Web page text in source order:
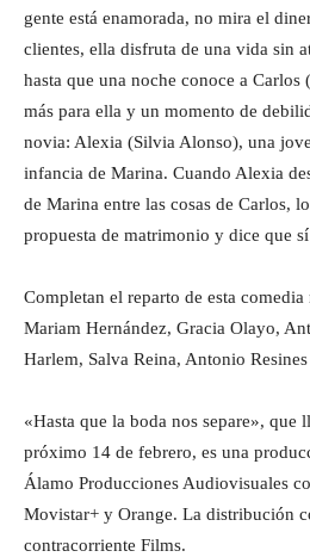
gente está enamorada, no mira el
clientes, ella disfruta de una vida sin
hasta que una noche conoce a
más para ella y un momento de
novia: Alexia (Silvia Alonso), una
infancia de Marina. Cuando Alexia
de Marina entre las cosas de Carlos,
propuesta de matrimonio y dice que
Completan el reparto de esta
Mariam Hernández, Gracia Olayo,
Harlem, Salva Reina, Antonio
«Hasta que la boda nos separe», que
próximo 14 de febrero, es una
Álamo Producciones Audiovisuales
Movistar+ y Orange. La distribución
contracorriente Films.